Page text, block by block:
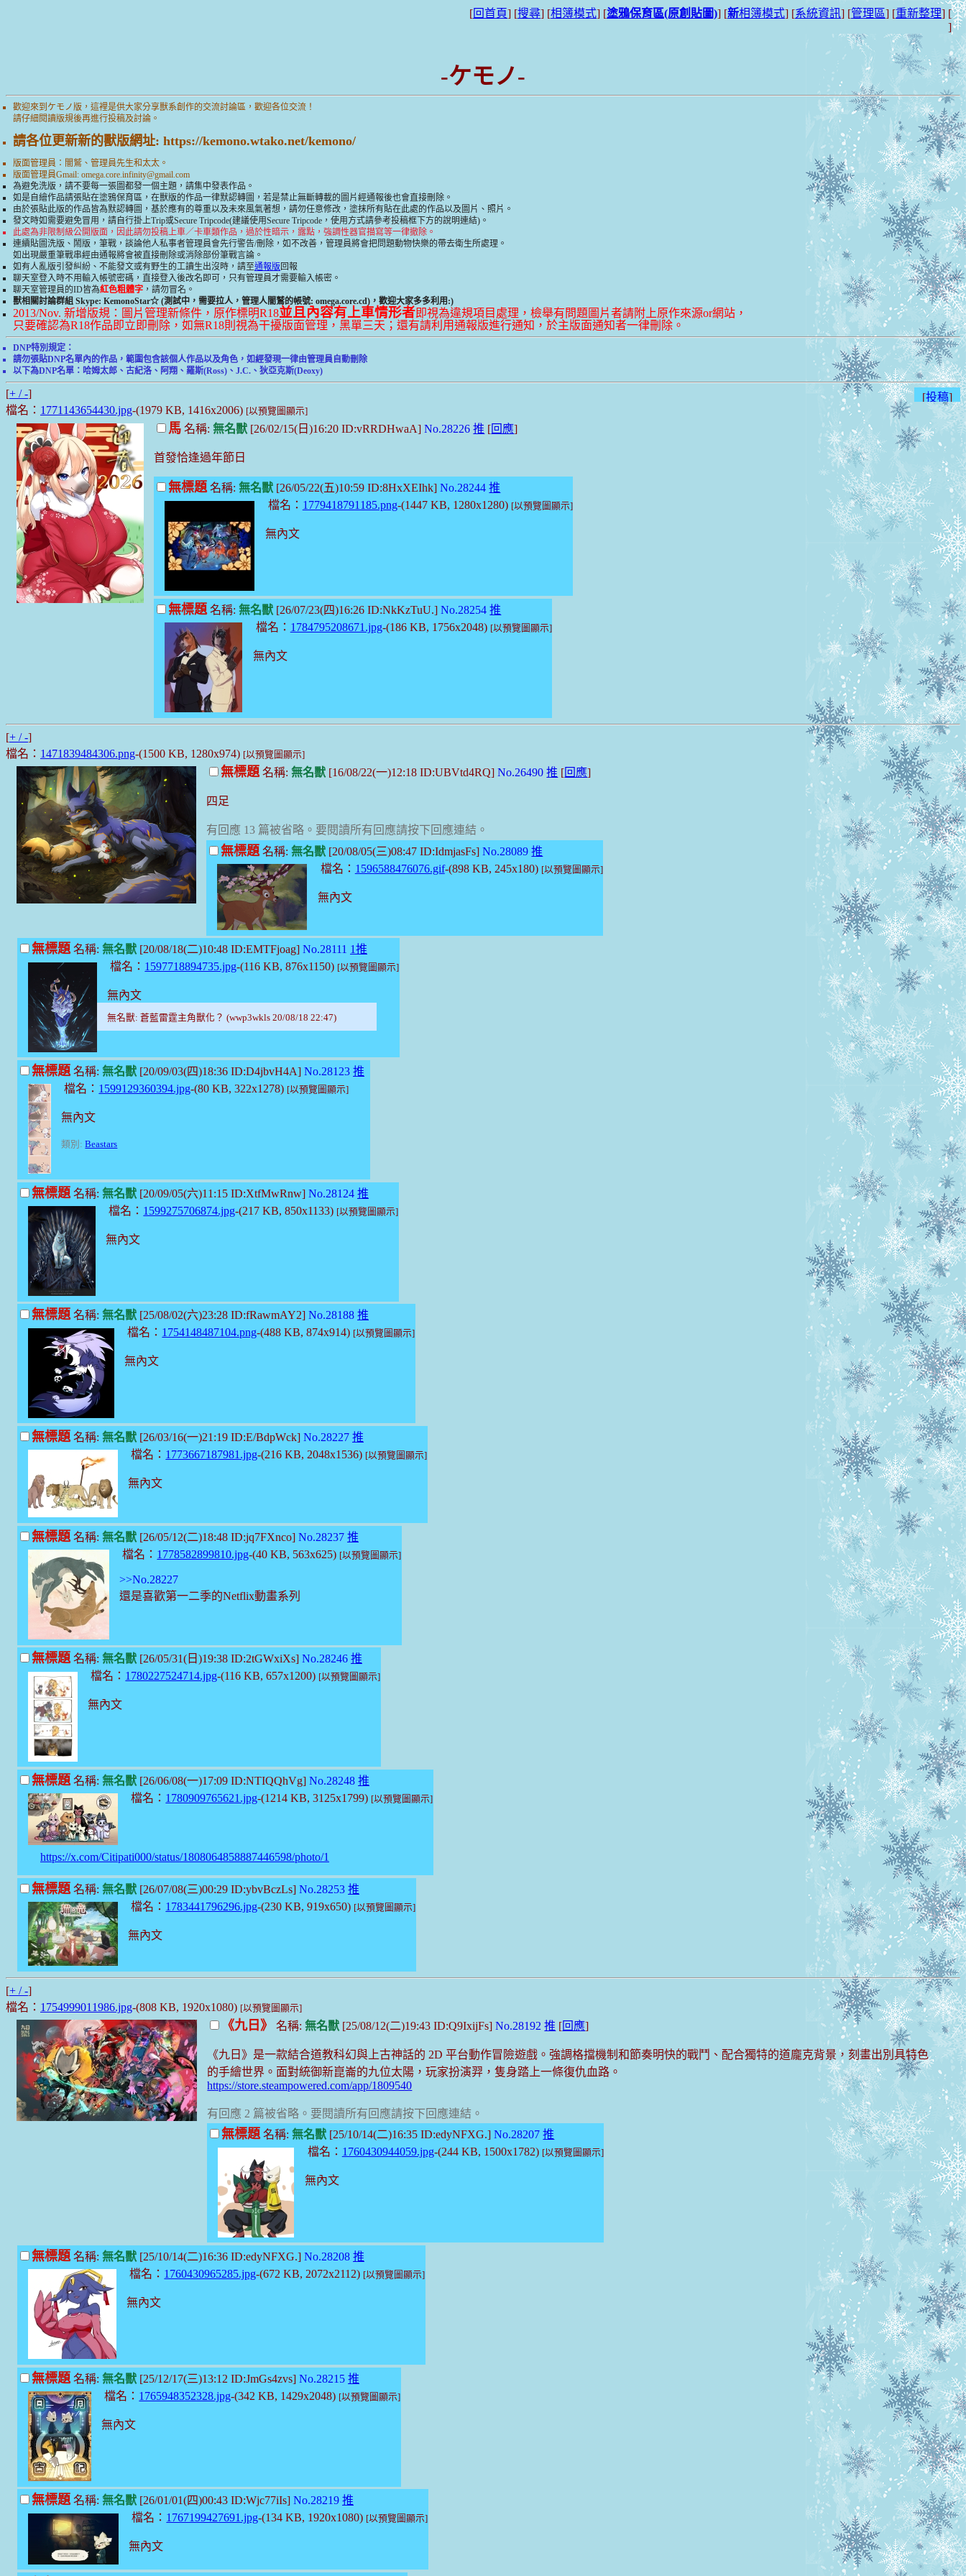
[回首頁] [搜尋] [相簿模式] [塗鴉保育區(原創貼圖)] [新相簿模式] [系統資訊] [管理區] [重新整理] [
]
-ケモノ-
歡迎來到ケモノ版，這裡是供大家分享獸系創作的交流討論區，歡迎各位交流！
請仔細閱讀版規後再進行投稿及討論。
請各位更新新的獸版網址: https://kemono.wtako.net/kemono/
版面管理員：闇鷲、管理員先生和太太。
版面管理員Gmail: omega.core.infinity@gmail.com
為避免洗版，請不要每一張圖都發一個主題，請集中發表作品。
如是自繪作品請張貼在塗鴉保育區，在獸版的作品一律默認轉圖，若是禁止無斷轉載的圖片經通報後也會直接刪除。
由於張貼此版的作品皆為默認轉圖，基於應有的尊重以及未來風氣著想，請勿任意修改，塗抹所有貼在此處的作品以及圖片、照片。
發文時如需要避免冒用，請自行掛上Trip或Secure Tripcode(建議使用Secure Tripcode，使用方式請參考投稿框下方的說明連結)。
此處為非限制級公開版面，因此請勿投稿上車／卡車類作品，過於性暗示，露點，強調性器官描寫等一律撤除。
連續貼圖洗版、鬧版，筆戰，談論他人私事者管理員會先行警告/刪除，如不改善，管理員將會把問題動物快樂的帶去衛生所處理。
如出現嚴重筆戰串經由通報將會被直接刪除或消除部份筆戰言論。
如有人亂版引發糾紛、不能發文或有野生的工讀生出沒時，請至通報版 回報
聊天室登入時不用輸入帳號密碼，直接登入後改名即可，只有管理員才需要輸入帳密。
聊天室管理員的ID皆為紅色粗體字 ，請勿冒名。
獸相關討論群組 Skype: KemonoStar☆ (測試中，需要拉人，管理人闇鷲的帳號: omega.core.cd)，歡迎大家多多利用:)
2013/Nov. 新增版規：圖片管理新條件，原作標明R18並且內容有上車情形者即視為違規項目處理，檢舉有問題圖片者請附上原作來源or網站，
只要確認為R18作品即立即刪除，如無R18則視為干擾版面管理，黑單三天；還有請利用通報版進行通知，於主版面通知者一律刪除。
DNP特別規定：
請勿張貼DNP名單內的作品，範圍包含該個人作品以及角色，如經發現一律由管理員自動刪除
以下為DNP名單：哈姆太郎、古紀洛、阿翔、羅斯(Ross)、J.C.、狄亞克斯(Deoxy)
[投稿]
[+ / -]
檔名： 1771143654430.jpg-(1979 KB, 1416x2006) [以預覽圖顯示]
馬 名稱:無名獸 [26/02/15(日)16:20 ID:vRRDHwaA]No.28226 推 [回應]
首發恰逢過年節日
無標題 名稱:無名獸 [26/05/22(五)10:59 ID:8HxXEIhk]No.28244 推
檔名： 1779418791185.png-(1447 KB, 1280x1280) [以預覽圖顯示]
無內文
無標題 名稱:無名獸 [26/07/23(四)16:26 ID:NkKzTuU.]No.28254 推
檔名： 1784795208671.jpg-(186 KB, 1756x2048) [以預覽圖顯示]
無內文
[+ / -]
檔名： 1471839484306.png-(1500 KB, 1280x974) [以預覽圖顯示]
無標題 名稱:無名獸 [16/08/22(一)12:18 ID:UBVtd4RQ]No.26490 推 [回應]
四足
有回應 13 篇被省略。要閱讀所有回應請按下回應連結。
無標題 名稱:無名獸 [20/08/05(三)08:47 ID:IdmjasFs]No.28089 推
檔名： 1596588476076.gif-(898 KB, 245x180) [以預覽圖顯示]
無內文
無標題 名稱: 無名獸 [20/08/18(二)10:48 ID:EMTFjoag] No.28111 1推
檔名： 1597718894735.jpg-(116 KB, 876x1150) [以預覽圖顯示]
無內文
無名獸: 蒼藍雷霆主角獸化？ (wwp3wkls 20/08/18 22:47)
無標題 名稱: 無名獸 [20/09/03(四)18:36 ID:D4jbvH4A] No.28123 推
檔名： 1599129360394.jpg-(80 KB, 322x1278) [以預覽圖顯示]
無內文
類別:Beastars
無標題 名稱: 無名獸 [20/09/05(六)11:15 ID:XtfMwRnw] No.28124 推
檔名： 1599275706874.jpg-(217 KB, 850x1133) [以預覽圖顯示]
無內文
無標題 名稱: 無名獸 [25/08/02(六)23:28 ID:fRawmAY2] No.28188 推
檔名： 1754148487104.png-(488 KB, 874x914) [以預覽圖顯示]
無內文
無標題 名稱: 無名獸 [26/03/16(一)21:19 ID:E/BdpWck] No.28227 推
檔名： 1773667187981.jpg-(216 KB, 2048x1536) [以預覽圖顯示]
無內文
無標題 名稱: 無名獸 [26/05/12(二)18:48 ID:jq7FXnco] No.28237 推
檔名： 1778582899810.jpg-(40 KB, 563x625) [以預覽圖顯示]
>>No.28227
還是喜歡第一二季的Netflix動畫系列
無標題 名稱: 無名獸 [26/05/31(日)19:38 ID:2tGWxiXs] No.28246 推
檔名： 1780227524714.jpg-(116 KB, 657x1200) [以預覽圖顯示]
無內文
無標題 名稱: 無名獸 [26/06/08(一)17:09 ID:NTIQQhVg] No.28248 推
檔名： 1780909765621.jpg-(1214 KB, 3125x1799) [以預覽圖顯示]
https://x.com/Citipati000/status/1808064858887446598/photo/1
無標題 名稱: 無名獸 [26/07/08(三)00:29 ID:ybvBczLs] No.28253 推
檔名： 1783441796296.jpg-(230 KB, 919x650) [以預覽圖顯示]
無內文
[+ / -]
檔名： 1754999011986.jpg-(808 KB, 1920x1080) [以預覽圖顯示]
《九日》 名稱:無名獸 [25/08/12(二)19:43 ID:Q9IxijFs]No.28192 推 [回應]
《九日》是一款結合道教科幻與上古神話的 2D 平台動作冒險遊戲。強調格擋機制和節奏明快的戰鬥、配合獨特的道龐克背景，刻畫出別具特色
的手繪世界。面對統御新崑崙的九位太陽，玩家扮演羿，隻身踏上一條復仇血路。
https://store.steampowered.com/app/1809540
有回應 2 篇被省略。要閱讀所有回應請按下回應連結。
無標題 名稱:無名獸 [25/10/14(二)16:35 ID:edyNFXG.]No.28207 推
檔名： 1760430944059.jpg-(244 KB, 1500x1782) [以預覽圖顯示]
無內文
無標題 名稱: 無名獸 [25/10/14(二)16:36 ID:edyNFXG.] No.28208 推
檔名： 1760430965285.jpg-(672 KB, 2072x2112) [以預覽圖顯示]
無內文
無標題 名稱: 無名獸 [25/12/17(三)13:12 ID:JmGs4zvs] No.28215 推
檔名： 1765948352328.jpg-(342 KB, 1429x2048) [以預覽圖顯示]
無內文
無標題 名稱: 無名獸 [26/01/01(四)00:43 ID:Wjc77iIs] No.28219 推
檔名： 1767199427691.jpg-(134 KB, 1920x1080) [以預覽圖顯示]
無內文